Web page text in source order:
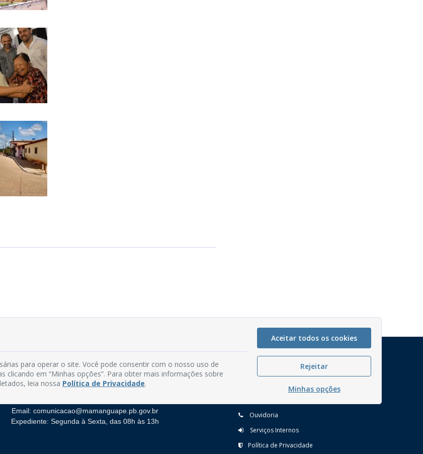
Rua do Imperador, 78, Centro
CEP: 58.280-000 - Mamanguape/PB
Email: comunicacao@mamanguape.pb.gov.br
Expediente: Segunda à Sexta, das 08h às 13h
Mapa do Site
Perguntas frequentes
Manual de Navegação
Ouvidoria
Serviços Internos
Política de Privacidade
para operar o site. Você pode consentir com o nosso uso de
clicando em “Minhas opções”. Para obter mais informações sobre
leia nossa Política de Privacidade.
Aceitar todos os cookies
Rejeitar
Minhas opções